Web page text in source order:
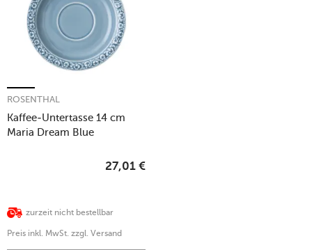
Kaffee-Untertasse 14 cm
Maria Dream Blue
ROSENTHAL
zurzeit nicht bestellbar
27,01 €
Preis inkl. MwSt. zzgl. Versand